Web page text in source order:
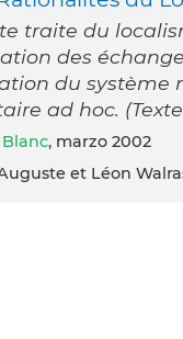
traite du
des
du système
ad hoc.
Blanc, marzo 2002
et Léon